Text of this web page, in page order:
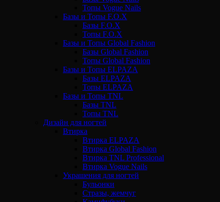
Топы Vogue Nails
Базы и Топы F.O.X
Базы F.O.X
Топы F.O.X
Базы и Топы Global Fashion
Базы Global Fashion
Топы Global Fashion
Базы и Топы ELPAZA
Базы ELPAZA
Топы ELPAZA
Базы и Топы TNL
Базы TNL
Топы TNL
Дизайн для ногтей
Втирка
Втирка ELPAZA
Втирка Global Fashion
Втирка TNL Professional
Втирка Vogue Nails
Украшения для ногтей
Бульонки
Стразы, жемчуг